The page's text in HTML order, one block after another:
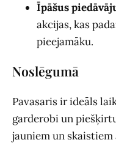
Īpāšus
akcijas, kas
pieejamāku.
Noslēgumā
Pavasaris ir ideāls
garderobi un
jauniem un